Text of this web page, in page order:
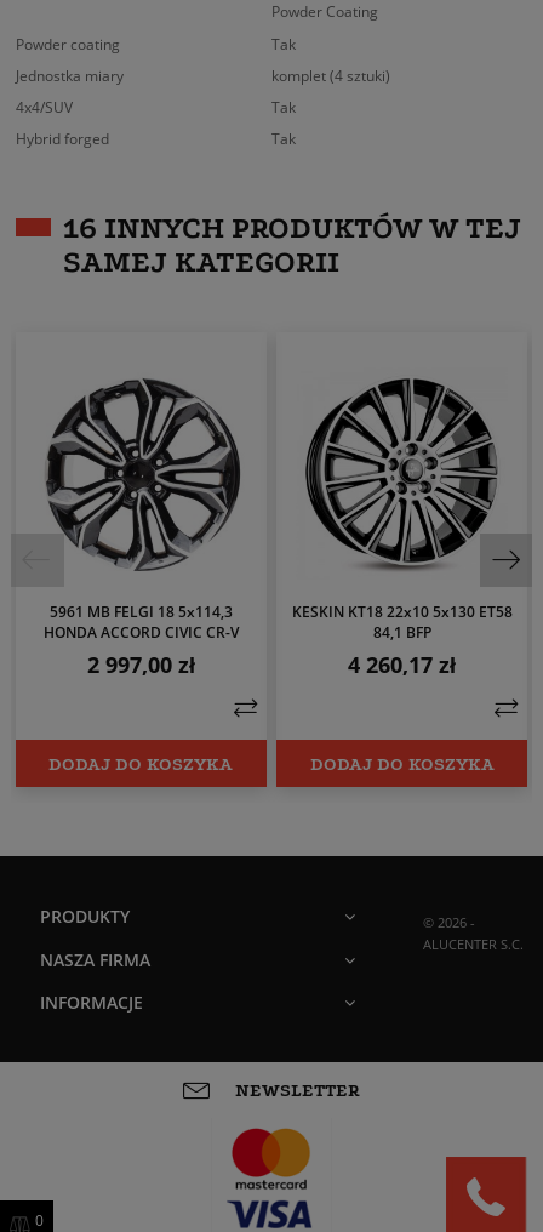
Powder Coating
Powder coating
Tak
Jednostka miary
komplet (4 sztuki)
4x4/SUV
Tak
Hybrid forged
Tak
16 INNYCH PRODUKTÓW W TEJ
SAMEJ KATEGORII
5961 MB FELGI 18 5x114,3
HONDA ACCORD CIVIC CR-V
Cena
2 997,00 zł
DODAJ DO KOSZYKA
KESKIN KT18 22x10 5x130 ET58
84,1 BFP
Cena
4 260,17 zł
DODAJ DO KOSZYKA
PRODUKTY
NASZA FIRMA
INFORMACJE
© 2026 -
ALUCENTER S.C.
NEWSLETTER
0